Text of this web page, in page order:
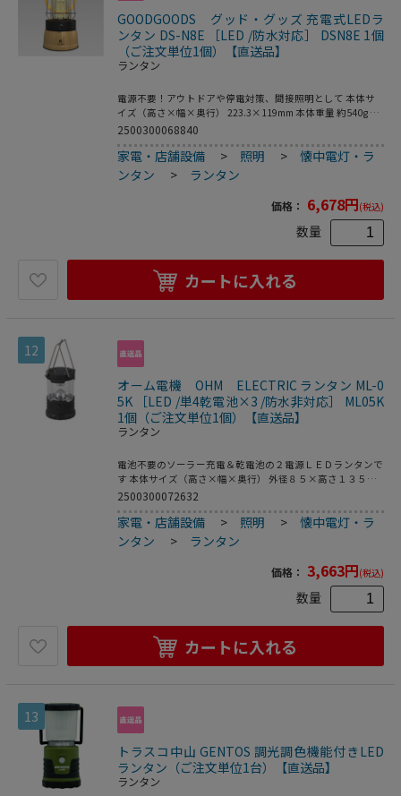
GOODGOODS グッド・グッズ 充電式LEDラ
ンタン DS-N8E ［LED /防水対応］ DSN8E 1個
（ご注文単位1個）【直送品】
ランタン
電源不要！アウトドアや停電対策、間接照明として 本体サ
イズ（高さ×幅×奥行） 223.3×119mm 本体重量 約540g 明
るさ 20LM-400LM 調光機能 無段階調節可能 電源 グッド・グ
（別売り） 充電時間 約4時間 連続使用時間 HIGH：約4時
間、LOW：約80時間 耐水耐塵 IPX4（生活防水） 付属品 リチ
ウムイオン電池 LDC-361A ×1本、USB充電ケーブル、取扱
2500300068840
家電・店舗設備 > 照明 >懐中電灯・ラ
ンタン
> ランタン
価格： 6,678円(税込)
数量
カートに入れる
12
オーム電機 OHM ELECTRIC ランタン ML-0
5K ［LED /単4乾電池×3 /防水非対応］ ML05K
1個（ご注文単位1個）【直送品】
ランタン
電池不要のソーラー充電＆乾電池の２電源ＬＥＤランタンで
す 本体サイズ（高さ×幅×奥行） 外径８５×高さ１３５ｍ
ｍ 本体重量 約254g（乾電池別） 調光機能 無し 電源 ソーラ
乾電池使用時：使用電池／単4形乾電池×3本（別売） 充電
方式 ソーラー充電 連続使用時間 ソーラーパネル使用時：約
2500300072632
家電・店舗設備 > 照明 >懐中電灯・ラ
ンタン
> ランタン
価格： 3,663円(税込)
数量
カートに入れる
13
トラスコ中山 GENTOS 調光調色機能付きLED
ランタン（ご注文単位1台）【直送品】
ランタン